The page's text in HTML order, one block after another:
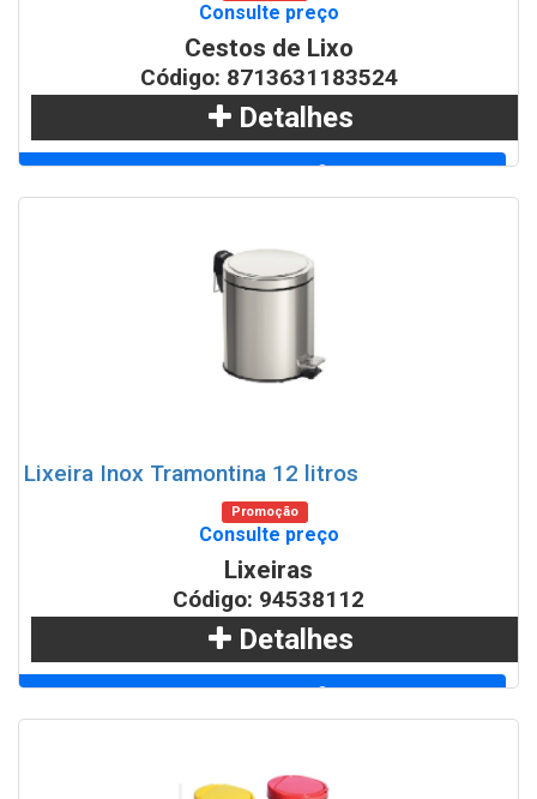
Consulte preço
Cestos de Lixo
Código: 8713631183524
Detalhes
WhatsApp
Lixeira Inox Tramontina 12 litros
Promoção
Consulte preço
Lixeiras
Código: 94538112
Detalhes
WhatsApp